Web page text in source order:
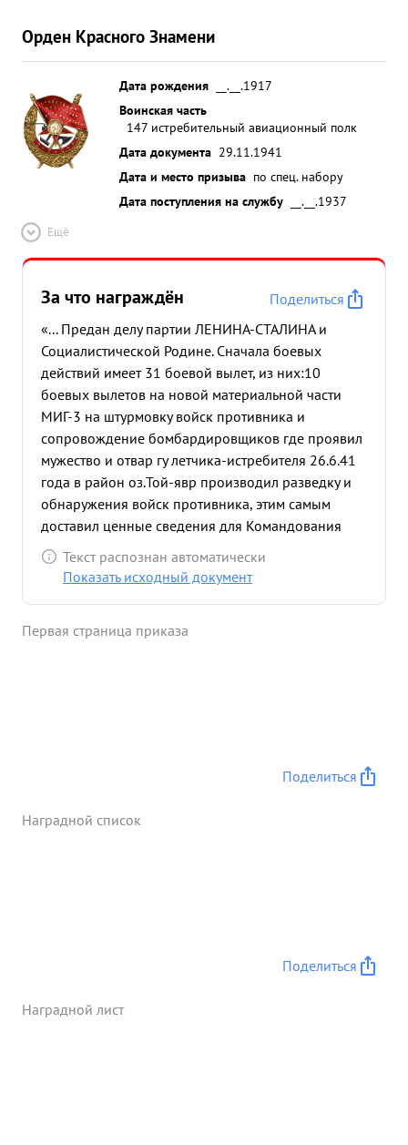
Орден Красного Знамени
Дата рождения
__.__.1917
Воинская часть
147 истребительный авиационный полк
Дата документа 29.11.1941
Дата и место призыва по спец. набору
Дата поступления на службу
__.__.1937
Ещё
За что награждён
Поделиться
«... Предан делу партии ЛЕНИНА-СТАЛИНА и
Социалистической Родине. Сначала боевых
действий имеет 31 боевой вылет, из них:10
боевых вылетов на новой материальной части
МИГ-3 на штурмовку войск противника и
сопровождение бомбардировщиков где проявил
мужество и отвар гу летчика-истребителя 26.6.41
года в район оз.Той-явр производил разведку и
обнаружения войск противника, этим самым
доставил ценные сведения для Командования
30.6.41 года в район Титовка при штурмовке
войск противника по переднему краю были
продвижение наших наземных войск. 1.7.41 года
состав действуя смело и решительно роявляя
вступает смело и решительно, несмотря на
Текст распознан автоматически
Показать исходный документ
Первая страница приказа
Поделиться
Наградной список
Поделиться
Наградной лист